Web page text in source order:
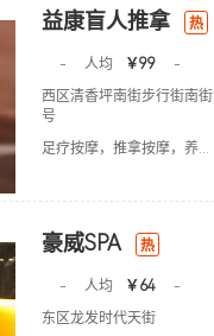
益康盲人推拿 热
- 人均 ￥99
-
西区清香坪南街步行街南
号
足疗按摩，推拿按摩，养...
豪威SPA 热
- 人均 ￥64
-
东区龙发时代天街